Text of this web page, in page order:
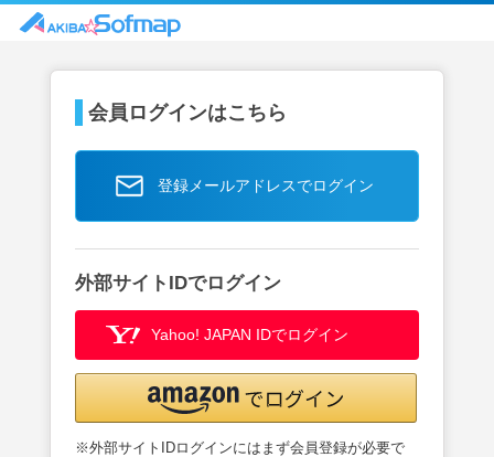
会員ログインはこちら
登録メールアドレスでログイン
外部サイトIDでログイン
Yahoo! JAPAN IDでログイン
※外部サイトIDログインにはまず会員登録が必要で